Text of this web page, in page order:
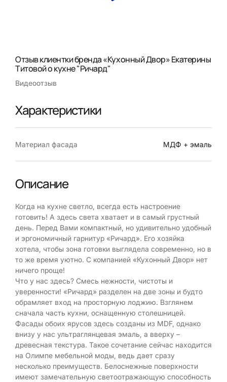
Отзыв клиентки бренда «Кухонный Двор» Екатерины
Титовой о кухне "Ричард"
Видеоотзыв
Характеристики
Материал фасада МДФ + эмаль
Описание
Когда на кухне светло, всегда есть настроение
готовить! А здесь света хватает и в самый грустный
день. Перед Вами компактный, но удивительно удобный
и эргономичный гарнитур «Ричард». Его хозяйка
хотела, чтобы зона готовки выглядела современно, но в
то же время уютно. С компанией «Кухонный Двор» нет
ничего проще!
Что у нас здесь? Смесь нежности, чистоты и
уверенности! «Ричард» разделен на две зоны и будто
обрамляет вход на просторную лоджию. Взглянем
сначала часть кухни, оснащенную столешницей.
Фасады обоих ярусов здесь созданы из MDF, однако
внизу у нас ультраглянцевая эмаль, а вверху –
древесная текстура. Такое сочетание сейчас находится
на Олимпе мебельной моды, ведь дает сразу
несколько преимуществ. Белоснежные поверхности
имеют замечательную светоотражающую способность